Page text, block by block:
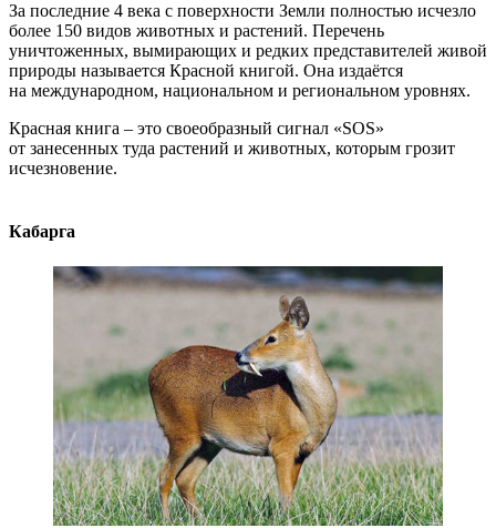
За последние 4 века с поверхности Земли полностью исчезло
более 150 видов животных и растений. Перечень
уничтоженных, вымирающих и редких представителей живой
природы называется Красной книгой. Она издаётся
на международном, национальном и региональном уровнях.
Красная книга – это своеобразный сигнал «SOS»
от занесенных туда растений и животных, которым грозит
исчезновение.
Кабарга